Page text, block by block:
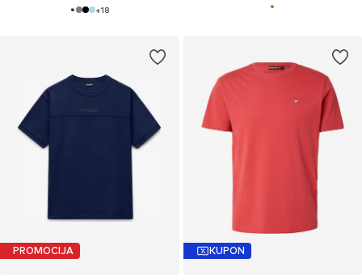
+18
PROMOCIJA KUPON